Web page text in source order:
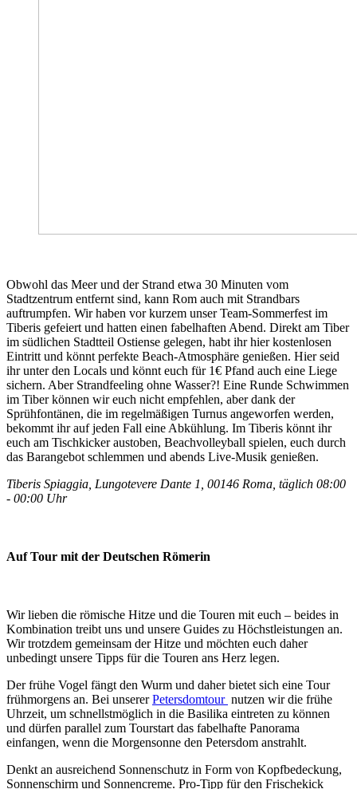
Obwohl das Meer und der Strand etwa 30 Minuten vom
Stadtzentrum entfernt sind, kann Rom auch mit Strandbars
auftrumpfen. Wir haben vor kurzem unser Team-Sommerfest im
Tiberis gefeiert und hatten einen fabelhaften Abend. Direkt am Tiber
im südlichen Stadtteil Ostiense gelegen, habt ihr hier kostenlosen
Eintritt und könnt perfekte Beach-Atmosphäre genießen. Hier seid
ihr unter den Locals und könnt euch für 1€ Pfand auch eine Liege
sichern. Aber Strandfeeling ohne Wasser?! Eine Runde Schwimmen
im Tiber können wir euch nicht empfehlen, aber dank der
Sprühfontänen, die im regelmäßigen Turnus angeworfen werden,
bekommt ihr auf jeden Fall eine Abkühlung. Im Tiberis könnt ihr
euch am Tischkicker austoben, Beachvolleyball spielen, euch durch
das Barangebot schlemmen und abends Live-Musik genießen.
Tiberis Spiaggia, Lungotevere Dante 1, 00146 Roma, täglich 08:00
- 00:00 Uhr
Auf Tour mit der Deutschen Römerin
Wir lieben die römische Hitze und die Touren mit euch – beides in
Kombination treibt uns und unsere Guides zu Höchstleistungen an.
Wir trotzdem gemeinsam der Hitze und möchten euch daher
unbedingt unsere Tipps für die Touren ans Herz legen.
Der frühe Vogel fängt den Wurm und daher bietet sich eine Tour
frühmorgens an. Bei unsererPetersdomtour nutzen wir die frühe
Uhrzeit, um schnellstmöglich in die Basilika eintreten zu können
und dürfen parallel zum Tourstart das fabelhafte Panorama
einfangen, wenn die Morgensonne den Petersdom anstrahlt.
Denkt an ausreichend Sonnenschutz in Form von Kopfbedeckung,
Sonnenschirm und Sonnencreme. Pro-Tipp für den Frischekick